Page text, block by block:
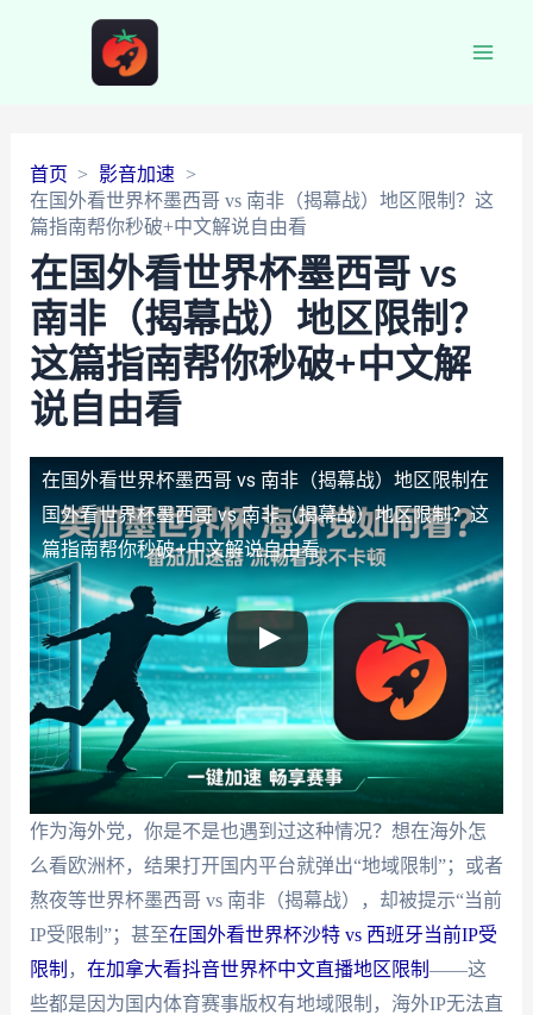
首页
影音加速
在国外看世界杯墨西哥 vs 南非（揭幕战）地区限制？这
篇指南帮你秒破+中文解说自由看
在国外看世界杯墨西哥 vs
南非（揭幕战）地区限制？
这篇指南帮你秒破+中文解
说自由看
在国外看世界杯墨西哥 vs 南非（揭幕战）地区限制 在
国外看世界杯墨西哥 vs 南非（揭幕战）地区限制？这
篇指南帮你秒破+中文解说自由看
作为海外党，你是不是也遇到过这种情况？想在海外怎
么看欧洲杯，结果打开国内平台就弹出“地域限制”；或者
熬夜等世界杯墨西哥 vs 南非（揭幕战），却被提示“当前
IP受限制”；甚至在国外看世界杯沙特 vs 西班牙当前IP受
限制 ， 在加拿大看抖音世界杯中文直播地区限制 ——这
些都是因为国内体育赛事版权有地域限制，海外IP无法直